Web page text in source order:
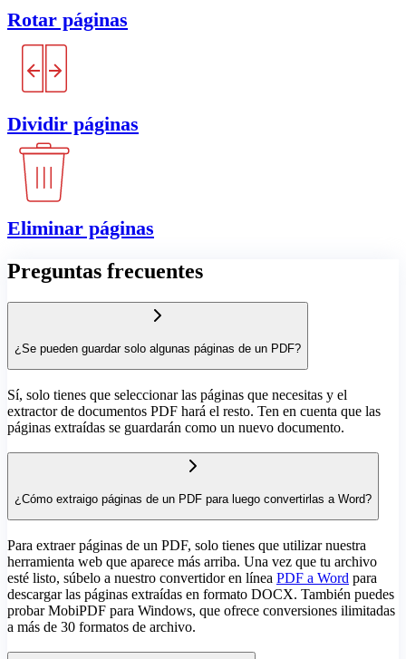
Rotar páginas
Dividir páginas
Eliminar páginas
Preguntas frecuentes
¿Se pueden guardar solo algunas páginas de un PDF?
Sí, solo tienes que seleccionar las páginas que necesitas y el
extractor de documentos PDF hará el resto. Ten en cuenta que las
páginas extraídas se guardarán como un nuevo documento.
¿Cómo extraigo páginas de un PDF para luego convertirlas a Word?
Para extraer páginas de un PDF, solo tienes que utilizar nuestra
herramienta web que aparece más arriba. Una vez que tu archivo
esté listo, súbelo a nuestro convertidor en línea PDF a Word para
descargar las páginas extraídas en formato DOCX. También puedes
probar MobiPDF para Windows, que ofrece conversiones ilimitadas
a más de 30 formatos de archivo.